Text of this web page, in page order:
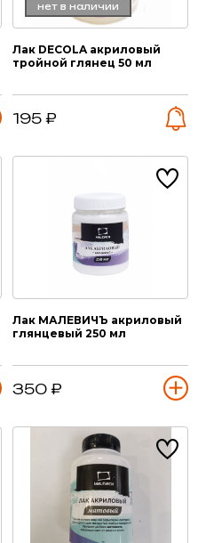
нет в наличии
Лак DECOLA акриловый
тройной глянец 50 мл
195 ₽
Лак МАЛЕВИЧЪ акриловый
глянцевый 250 мл
350 ₽